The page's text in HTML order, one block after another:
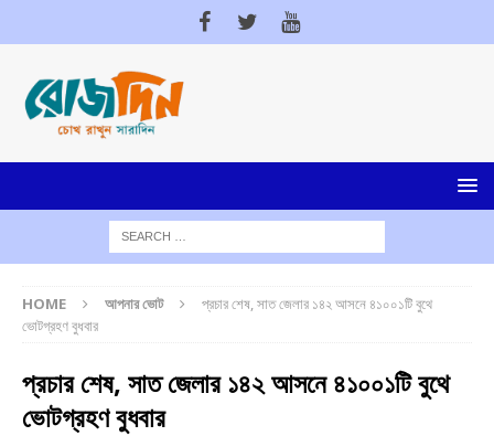
HOME আপনার ভোট
প্রচার শেষ, সাত জেলার ১৪২ আসনে ৪১০০১টি বুথে
ভোটগ্রহণ বুধবার
প্রচার শেষ, সাত জেলার ১৪২ আসনে ৪১০০১টি বুথে
ভোটগ্রহণ বুধবার